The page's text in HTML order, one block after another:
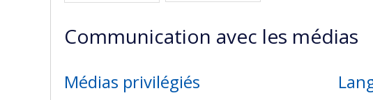
Communication avec les médias
Médias privilégiés